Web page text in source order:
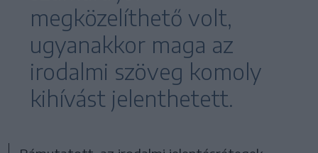
megközelíthető volt,
ugyanakkor maga az
irodalmi szöveg komoly
kihívást jelenthetett.